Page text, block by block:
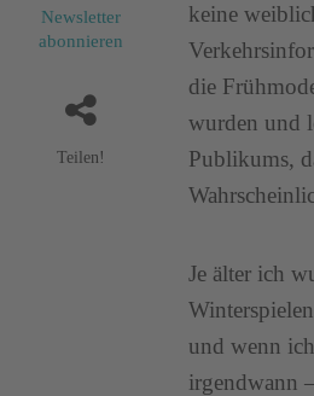
Newsletter
abonnieren
Teilen!
keine
die
wurden und
Publikums,
Je älter ich
und wenn
irgendwann